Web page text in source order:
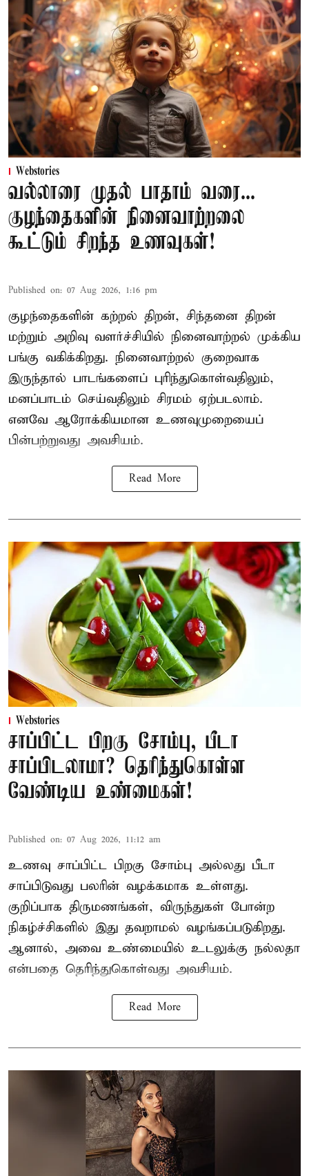
Webstories
வல்லாரை முதல் பாதாம் வரை...
குழந்தைகளின் நினைவாற்றலை
கூட்டும் சிறந்த உணவுகள்!
Published on: 07 Aug 2026, 1:16 pm
குழந்தைகளின் கற்றல் திறன், சிந்தனை திறன்
மற்றும் அறிவு வளர்ச்சியில் நினைவாற்றல் முக்கிய
பங்கு வகிக்கிறது. நினைவாற்றல் குறைவாக
இருந்தால் பாடங்களைப் புரிந்துகொள்வதிலும்,
மனப்பாடம் செய்வதிலும் சிரமம் ஏற்படலாம்.
எனவே ஆரோக்கியமான உணவுமுறையைப்
பின்பற்றுவது அவசியம்.
Read More
Webstories
சாப்பிட்ட பிறகு சோம்பு, பீடா
சாப்பிடலாமா? தெரிந்துகொள்ள
வேண்டிய உண்மைகள்!
Published on: 07 Aug 2026, 11:12 am
உணவு சாப்பிட்ட பிறகு சோம்பு அல்லது பீடா
சாப்பிடுவது பலரின் வழக்கமாக உள்ளது.
குறிப்பாக திருமணங்கள், விருந்துகள் போன்ற
நிகழ்ச்சிகளில் இது தவறாமல் வழங்கப்படுகிறது.
ஆனால், அவை உண்மையில் உடலுக்கு நல்லதா
என்பதை தெரிந்துகொள்வது அவசியம்.
Read More